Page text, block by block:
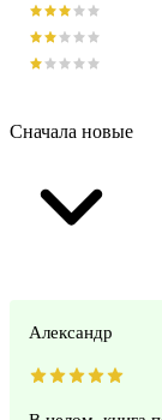
Сначала новые
Александр